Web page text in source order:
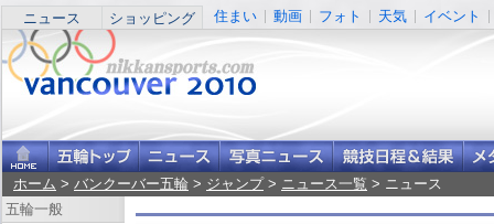
ニュース ショッピング 住まい 動画 フォト 天気 イベント
ホーム > バンクーバー五輪 > ジャンプ> ニュース一覧 > ニュース
五輪一般